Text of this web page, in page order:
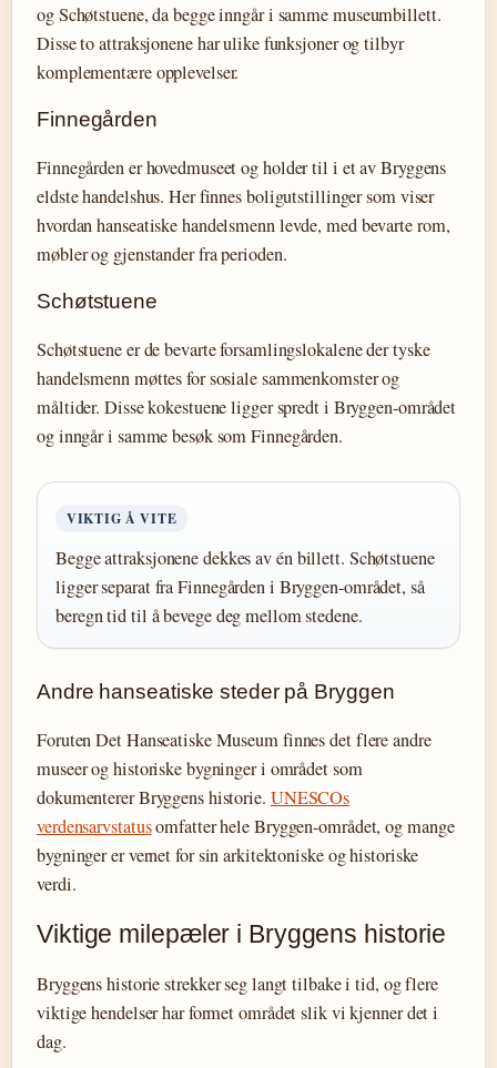
og Schøtstuene, da begge inngår i samme museumbillett.
Disse to attraksjonene har ulike funksjoner og tilbyr
komplementære opplevelser.
Finnegården
Finnegården er hovedmuseet og holder til i et av Bryggens
eldste handelshus. Her finnes boligutstillinger som viser
hvordan hanseatiske handelsmenn levde, med bevarte rom,
møbler og gjenstander fra perioden.
Schøtstuene
Schøtstuene er de bevarte forsamlingslokalene der tyske
handelsmenn møttes for sosiale sammenkomster og
måltider. Disse kokestuene ligger spredt i Bryggen-området
og inngår i samme besøk som Finnegården.
VIKTIG Å VITE
Begge attraksjonene dekkes av én billett. Schøtstuene
ligger separat fra Finnegården i Bryggen-området, så
beregn tid til å bevege deg mellom stedene.
Andre hanseatiske steder på Bryggen
Foruten Det Hanseatiske Museum finnes det flere andre
museer og historiske bygninger i området som
dokumenterer Bryggens historie. UNESCOs
verdensarvstatusomfatter hele Bryggen-området, og mange
bygninger er vernet for sin arkitektoniske og historiske
verdi.
Viktige milepæler i Bryggens historie
Bryggens historie strekker seg langt tilbake i tid, og flere
viktige hendelser har formet området slik vi kjenner det i
dag.